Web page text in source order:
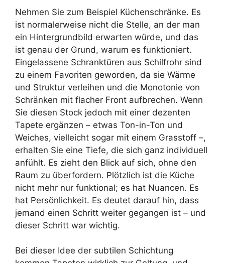
Nehmen Sie zum Beispiel Küchenschränke. Es
ist normalerweise nicht die Stelle, an der man
ein Hintergrundbild erwarten würde, und das
ist genau der Grund, warum es funktioniert.
Eingelassene Schranktüren aus Schilfrohr sind
zu einem Favoriten geworden, da sie Wärme
und Struktur verleihen und die Monotonie von
Schränken mit flacher Front aufbrechen. Wenn
Sie diesen Stock jedoch mit einer dezenten
Tapete ergänzen – etwas Ton-in-Ton und
Weiches, vielleicht sogar mit einem Grasstoff –,
erhalten Sie eine Tiefe, die sich ganz individuell
anfühlt. Es zieht den Blick auf sich, ohne den
Raum zu überfordern. Plötzlich ist die Küche
nicht mehr nur funktional; es hat Nuancen. Es
hat Persönlichkeit. Es deutet darauf hin, dass
jemand einen Schritt weiter gegangen ist – und
dieser Schritt war wichtig.
Bei dieser Idee der subtilen Schichtung